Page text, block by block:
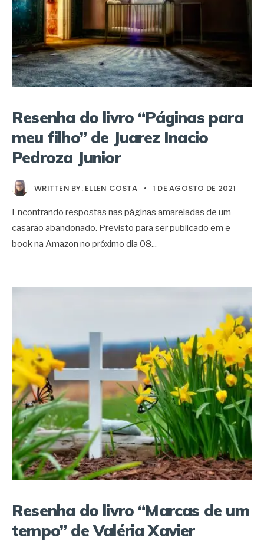
Resenha do livro “Páginas para
meu filho” de Juarez Inacio
Pedroza Junior
WRITTEN BY: ELLEN COSTA • 1 DE AGOSTO DE 2021
Encontrando respostas nas páginas amareladas de um
casarão abandonado. Previsto para ser publicado em e-
book na Amazon no próximo dia 08...
Resenha do livro “Marcas de um
tempo” de Valéria Xavier